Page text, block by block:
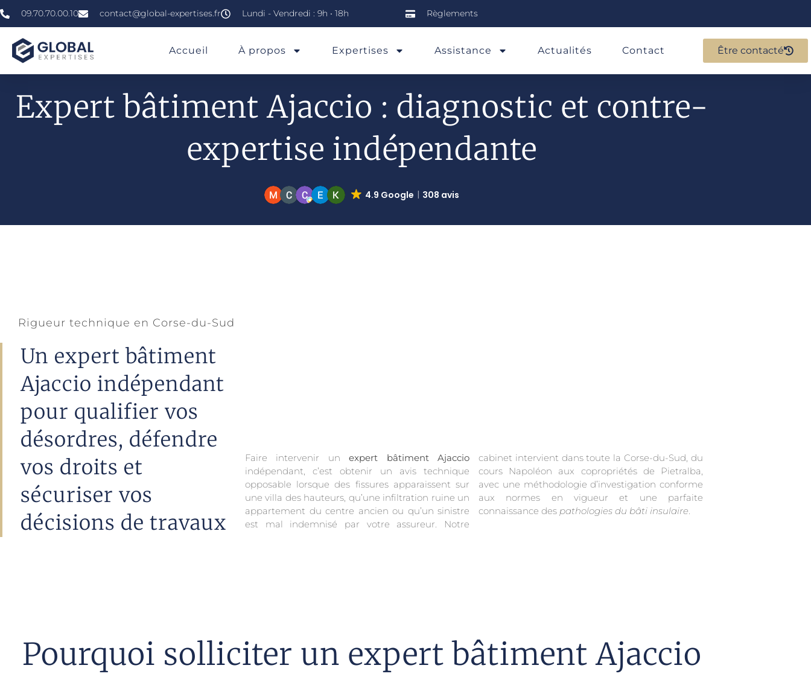
09.70.70.00.10 contact@global-expertises.fr Lundi - Vendredi : 9h • 18h Règlements
Accueil À propos Expertises Assistance Actualités Contact Être contacté
Expert bâtiment Ajaccio : diagnostic et contre-
expertise indépendante
»»»Expert En Bâtiment À Ajaccio
4.9 Google 308 avis
Rigueur technique en Corse-du-Sud
Un expert bâtiment
Ajaccio indépendant
pour qualifier vos
désordres, défendre
vos droits et
sécuriser vos
décisions de travaux
Faire intervenir un expert bâtiment Ajaccio
indépendant, c’est obtenir un avis technique
opposable lorsque des fissures apparaissent sur
une villa des hauteurs, qu’une infiltration ruine un
appartement du centre ancien ou qu’un sinistre
est mal indemnisé par votre assureur. Notre
cabinet intervient dans toute la Corse-du-Sud, du
cours Napoléon aux copropriétés de Pietralba,
avec une méthodologie d’investigation conforme
aux normes en vigueur et une parfaite
connaissance des pathologies du bâti insulaire.
Pourquoi solliciter un expert bâtiment Ajaccio